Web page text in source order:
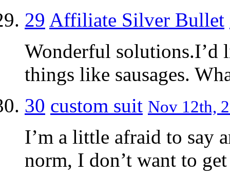
29 Affiliate Silver Bullet
Wonderful solutions.I’d
things like sausages.
30 custom suit Nov 12th,
I’m a little afraid to say
norm, I don’t want to get